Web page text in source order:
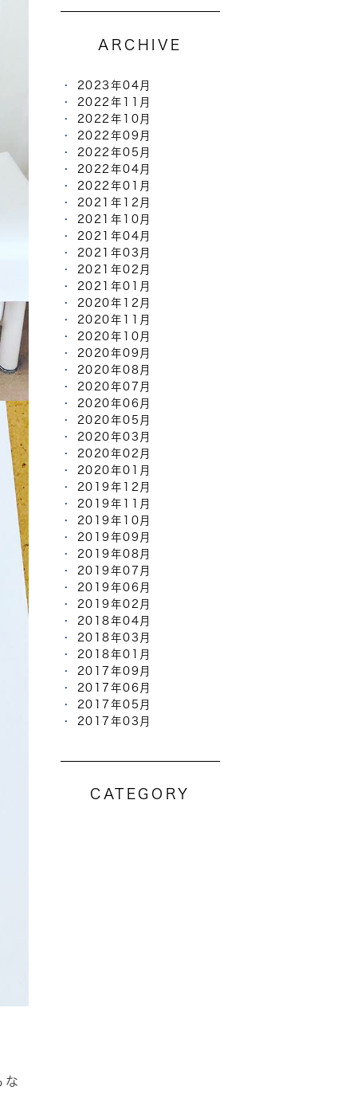
な
ARCHIVE
2023年04月
2022年11月
2022年10月
2022年09月
2022年05月
2022年04月
2022年01月
2021年12月
2021年10月
2021年04月
2021年03月
2021年02月
2021年01月
2020年12月
2020年11月
2020年10月
2020年09月
2020年08月
2020年07月
2020年06月
2020年05月
2020年03月
2020年02月
2020年01月
2019年12月
2019年11月
2019年10月
2019年09月
2019年08月
2019年07月
2019年06月
2019年02月
2018年04月
2018年03月
2018年01月
2017年09月
2017年06月
2017年05月
2017年03月
CATEGORY